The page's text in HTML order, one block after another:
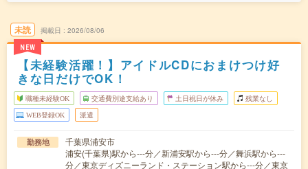
未読
NEW
掲載日 2026/08/06
【未経験活躍！】アイドルCDにおまけつけ好
きな日だけでOK！
職種未経験OK 交通費別途支給あり 土日祝日が休み 残業なし
WEB登録OK 派遣
勤務地
千葉県浦安市
浦安(千葉県)駅から---分／新浦安駅から---分／舞浜駅から---
分／東京ディズニーランド・ステーション駅から---分／東京